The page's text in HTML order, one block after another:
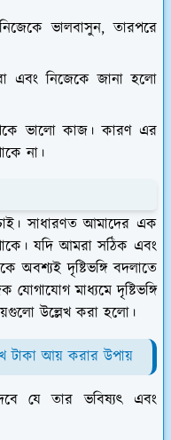
ভালবাসুন, তারপরে
এবং নিজেকে জানা হলো
ভালো কাজ। কারণ এর
না।
সাধারণত আমাদের এক
যদি আমরা সঠিক এবং
অবশ্যই দৃষ্টিভঙ্গি বদলাতে
মাধ্যমে দৃষ্টিভঙ্গি
উল্লেখ করা হলো।
টাকা আয় করার উপায়
যে তার ভবিষ্যৎ এবং